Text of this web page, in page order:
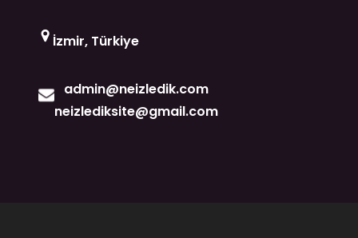
İzmir, Türkiye
admin@neizledik.com
neizlediksite@gmail.com